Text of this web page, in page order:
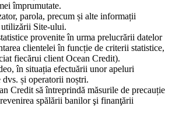
împrumutate.
parola, precum și alte informații
utilizării Site-ului.
provenite în urma prelucrării datelor
clientelei în funcție de criterii statistice,
fiecărui client Ocean Credit).
în situația efectuării unor apeluri
și operatorii noștri.
Credit să întreprindă măsurile de precauție
spălării banilor şi finanţării